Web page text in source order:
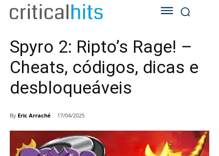
Spyro 2: Ripto’s Rage! –
Cheats, códigos, dicas e
desbloqueáveis
By Eric Arraché 17/04/2025